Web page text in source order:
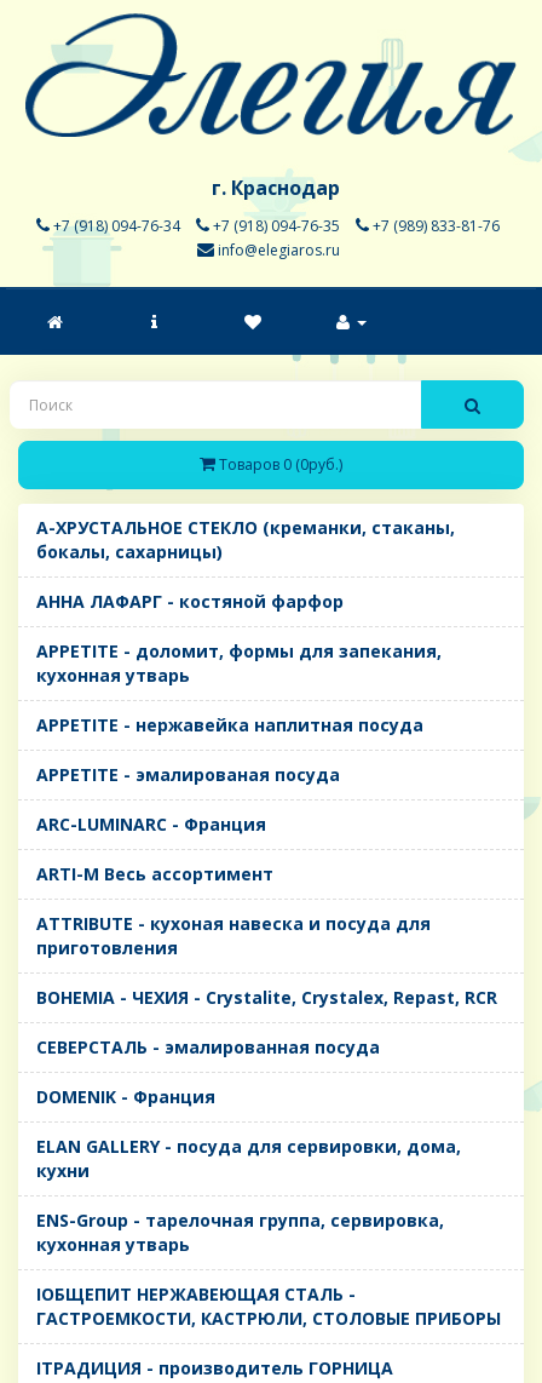
г. Краснодар
+7 (918) 094-76-34 +7 (918) 094-76-35
+7 (989) 833-81-76
info@elegiaros.ru
Товаров 0 (0руб.)
A-ХРУСТАЛЬНОЕ СТЕКЛО (креманки, стаканы,
бокалы, сахарницы)
AHHA ЛАФАРГ - костяной фарфор
APPETITE - доломит, формы для запекания,
кухонная утварь
APPETITE - нержавейка наплитная посуда
APPETITE - эмалированая посуда
ARC-LUMINARC - Франция
ARTI-M Весь ассортимент
ATTRIBUTE - кухоная навеска и посуда для
приготовления
BOHEMIA - ЧЕХИЯ - Crystalite, Crystalex, Repast, RCR
CЕВЕРСТАЛЬ - эмалированная посуда
DOMENIK - Франция
ELAN GALLERY - посуда для сервировки, дома,
кухни
ENS-Group - тарелочная группа, сервировка,
кухонная утварь
IОБЩЕПИТ НЕРЖАВЕЮЩАЯ СТАЛЬ -
ГАСТРОЕМКОСТИ, КАСТРЮЛИ, СТОЛОВЫЕ ПРИБОРЫ
IТРАДИЦИЯ - производитель ГОРНИЦА